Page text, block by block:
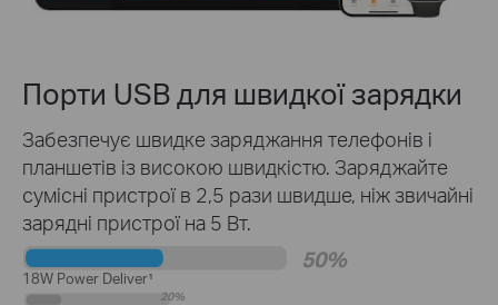
Порти USB для швидкої зарядки
Забезпечує швидке заряджання телефонів і
планшетів із високою швидкістю. Заряджайте
сумісні пристрої в 2,5 рази швидше, ніж звичайні
зарядні пристрої на 5 Вт.
50%
18W Power Deliver¹
20%